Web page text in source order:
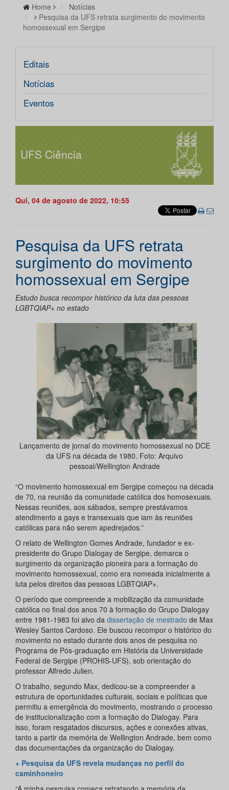
Home
Notícias
Pesquisa da UFS retrata surgimento do movimento
homossexual em Sergipe
Editais
Notícias
Eventos
UFS Ciência
Qui, 04 de agosto de 2022, 10:55
Pesquisa da UFS retrata
surgimento do movimento
homossexual em Sergipe
Estudo busca recompor histórico da luta das pessoas
LGBTQIAP+ no estado
Lançamento de jornal do movimento homossexual no DCE
da UFS na década de 1980. Foto: Arquivo
pessoal/Wellington Andrade
“O movimento homossexual em Sergipe começou na década
de 70, na reunião da comunidade católica dos homosexuais.
Nessas reuniões, aos sábados, sempre prestávamos
atendimento a gays e transexuais que iam às reuniões
católicas para não serem apedrejados.”
O relato de Wellington Gomes Andrade, fundador e ex-
presidente do Grupo Dialogay de Sergipe, demarca o
surgimento da organização pioneira para a formação do
movimento homossexual, como era nomeada inicialmente a
luta pelos direitos das pessoas LGBTQIAP+.
O período que compreende a mobilização da comunidade
católica no final dos anos 70 à formação do Grupo Dialogay
entre 1981-1983 foi alvo da dissertação de mestrado de Max
Wesley Santos Cardoso. Ele buscou recompor o histórico do
movimento no estado durante dois anos de pesquisa no
Programa de Pós-graduação em História da Universidade
Federal de Sergipe (PROHIS-UFS), sob orientação do
professor Alfredo Julien.
O trabalho, segundo Max, dedicou-se a compreender a
estrutura de oportunidades culturais, sociais e políticas que
permitiu a emergência do movimento, mostrando o processo
de institucionalização com a formação do Dialogay. Para
isso, foram resgatados discursos, ações e conexões ativas,
tanto a partir da memória de Wellington Andrade, bem como
das documentações da organização do Dialogay.
+ Pesquisa da UFS revela mudanças no perfil do
caminhoneiro